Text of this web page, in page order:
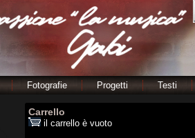
Fotografie Progetti Testi
Carrello
il carrello è vuoto